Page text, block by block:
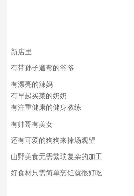
新店里
有带孙子遛弯的爷爷
有漂亮的辣妈
有早起买菜的奶奶
有注重健康的健身教练
有帅哥有美女
还有可爱的狗狗来捧场观望
山野美食无需繁琐复杂的加工
好食材只需简单烹饪就很好吃